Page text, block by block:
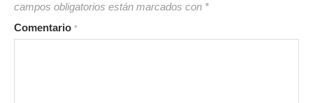
campos obligatorios están marcados con *
Comentario *